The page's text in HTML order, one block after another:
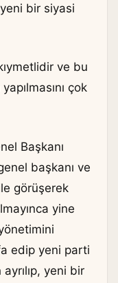
bir siyasi
ve bu
çok
Başkanı
başkanı ve
görüşerek
yine
edip yeni parti
yeni bir